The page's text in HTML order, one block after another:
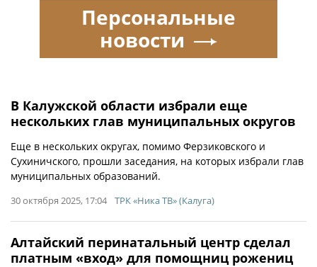
В Калужской области избрали еще
нескольких глав муниципальных округов
Еще в нескольких округах, помимо Ферзиковского и
Сухиничского, прошли заседания, на которых избрали глав
муниципальных образований.
30 октября 2025, 17:04 ТРК «Ника ТВ» (Калуга)
Алтайский перинатальный центр сделал
платным «вход» для помощниц рожениц
Персональные
новости